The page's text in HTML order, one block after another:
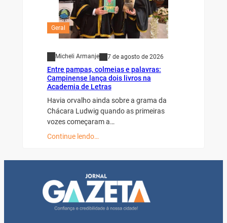
Geral
Micheli Armanje 7 de agosto de 2026
Entre pampas, colmeias e palavras:
Campinense lança dois livros na
Academia de Letras
Havia orvalho ainda sobre a grama da
Chácara Ludwig quando as primeiras
vozes começaram a…
Continue lendo…